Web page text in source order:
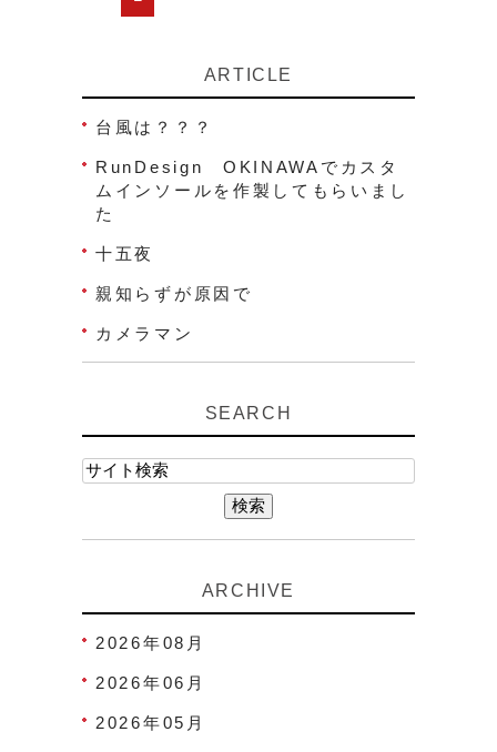
ARTICLE
台風は？？？
RunDesign OKINAWAでカスタ
ムインソールを作製してもらいまし
た
十五夜
親知らずが原因で
カメラマン
SEARCH
ARCHIVE
2026年08月
2026年06月
2026年05月